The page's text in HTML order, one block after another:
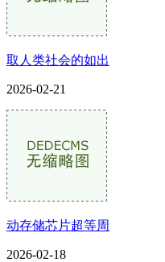
取人类社会的如出
2026-02-21
动存储芯片超等周
2026-02-18